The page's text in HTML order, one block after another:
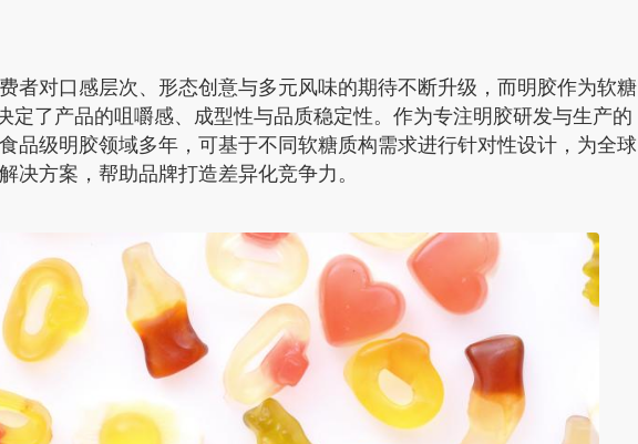
者对口感层次、形态创意与多元风味的期待不断升级，而明胶作为软糖
定了产品的咀嚼感、成型性与品质稳定性。作为专注明胶研发与生产的
品级明胶领域多年，可基于不同软糖质构需求进行针对性设计，为全球
决方案，帮助品牌打造差异化竞争力。